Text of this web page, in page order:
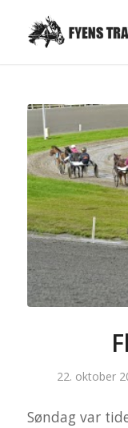
22. oktober
Søndag var